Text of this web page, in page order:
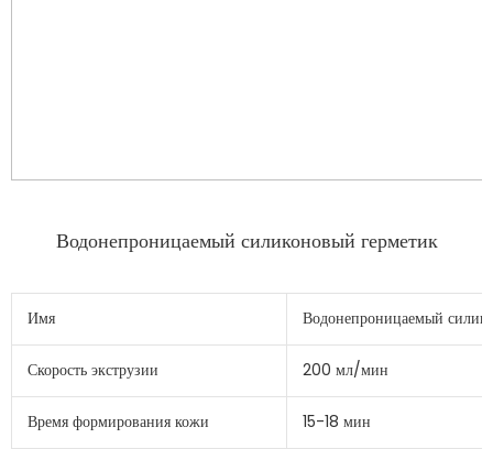
Водонепроницаемый силиконовый герметик
Имя Водонепроницаемый
Скорость экструзии 200 мл/мин
Время формирования кожи 15-18 мин